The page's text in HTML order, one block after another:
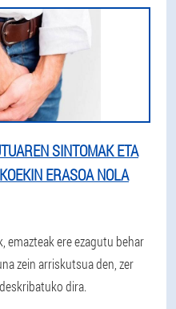
SINTOMAK ETA
ERASOA NOLA
emazteak ere ezagutu behar
zein arriskutsua den, zer
dira.